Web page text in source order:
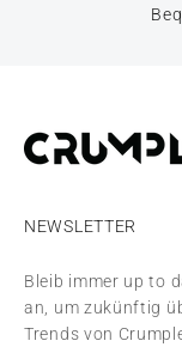
NEWSLETTER
Bleib immer up to
an, um zukünftig
Trends von